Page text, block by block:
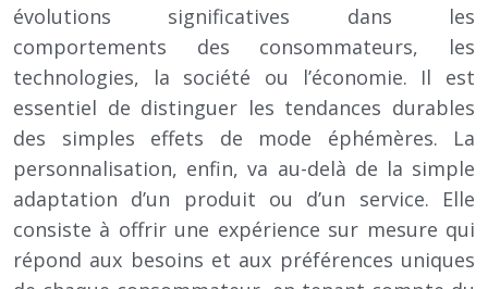
évolutions significatives dans les
comportements des consommateurs, les
technologies, la société ou l’économie. Il est
essentiel de distinguer les tendances durables
des simples effets de mode éphémères. La
personnalisation, enfin, va au-delà de la simple
adaptation d’un produit ou d’un service. Elle
consiste à offrir une expérience sur mesure qui
répond aux besoins et aux préférences uniques